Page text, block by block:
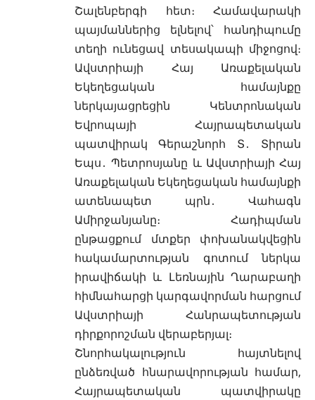
Շալենբերգի հետ։ Համավարակի
պայմաններից ելնելով՝ հանդիպումը
տեղի ունեցավ տեսակապի միջոցով։
Ավստրիայի Հայ Առաքելական
Եկեղեցական համայնքը
ներկայացրեցին Կենտրոնական
Եվրոպայի Հայրապետական
պատվիրակ Գերաշնորհ Տ․ Տիրան
Եպս․ Պետրոսյանը և Ավստրիայի Հայ
Առաքելական Եկեղեցական համայնքի
ատենապետ պրն․ Վահագն
Ամիրջանյանը։ Հադիպման
ընթացքում մտքեր փոխանակվեցին
հակամարտության գոտում ներկա
իրավիճակի և Լեռնային Ղարաբաղի
հիմնահարցի կարգավորման հարցում
Ավստրիայի Հանրապետության
դիրքորոշման վերաբերյալ։
Շնորհակալություն հայտնելով
ընձեռված հնարավորության համար,
Հայրապետական պատվիրակը